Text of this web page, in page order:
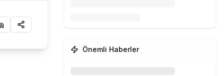
Önemli Haberler